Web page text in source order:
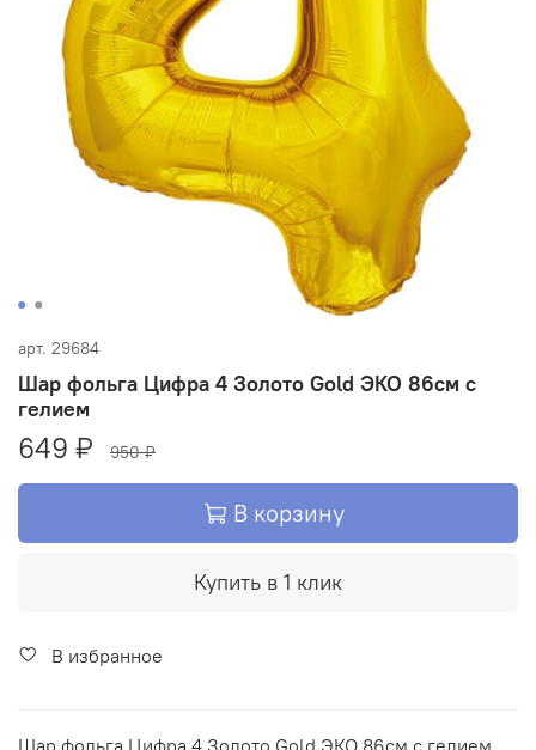
арт. 29684
Шар фольга Цифра 4 Золото Gold ЭКО 86см с
гелием
649 ₽ 950 ₽
В корзину
Купить в 1 клик
В избранное